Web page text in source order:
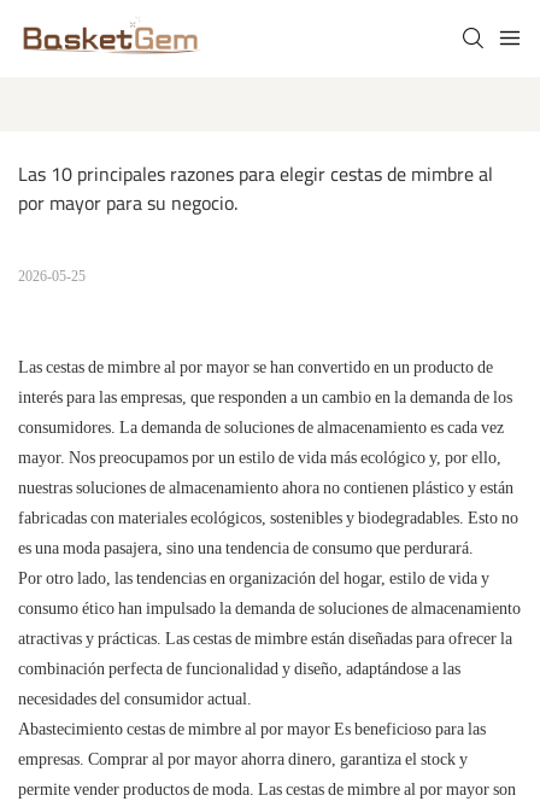
Las 10 principales razones para elegir cestas de mimbre al
por mayor para su negocio.
2026-05-25
Las cestas de mimbre al por mayor se han convertido en un producto de
interés para las empresas, que responden a un cambio en la demanda de los
consumidores. La demanda de soluciones de almacenamiento es cada vez
mayor. Nos preocupamos por un estilo de vida más ecológico y, por ello,
nuestras soluciones de almacenamiento ahora no contienen plástico y están
fabricadas con materiales ecológicos, sostenibles y biodegradables. Esto no
es una moda pasajera, sino una tendencia de consumo que perdurará.
Por otro lado, las tendencias en organización del hogar, estilo de vida y
consumo ético han impulsado la demanda de soluciones de almacenamiento
atractivas y prácticas. Las cestas de mimbre están diseñadas para ofrecer la
combinación perfecta de funcionalidad y diseño, adaptándose a las
necesidades del consumidor actual.
Abastecimientocestas de mimbre al por mayorEs beneficioso para las
empresas. Comprar al por mayor ahorra dinero, garantiza el stock y
permite vender productos de moda. Las cestas de mimbre al por mayor son